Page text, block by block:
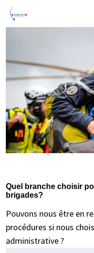
Quel branche choisir
brigades?
Pouvons nous être en
procédures si nous
administrative ?